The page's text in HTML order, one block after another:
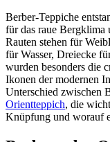
Berber-Teppiche
für das raue Bergklima
Rauten stehen für
für Wasser, Dreiecke
wurden besonders die
Ikonen der modernen
Unterschied zwischen
Orientteppich, die
Knüpfung und worauf